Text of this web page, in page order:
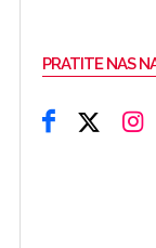
PRATITE NAS